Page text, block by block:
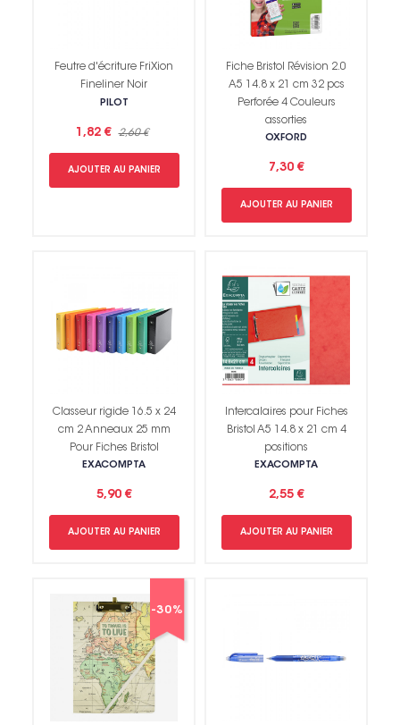
Feutre d'écriture FriXion
Fineliner Noir
PILOT
1,82 € 2,60 €
AJOUTER AU PANIER
Fiche Bristol Révision 2.0
A5 14.8 x 21 cm 32 pcs
Perforée 4 Couleurs
assorties
OXFORD
7,30 €
AJOUTER AU PANIER
Classeur rigide 16.5 x 24
cm 2 Anneaux 25 mm
Pour Fiches Bristol
EXACOMPTA
5,90 €
AJOUTER AU PANIER
Intercalaires pour Fiches
Bristol A5 14.8 x 21 cm 4
positions
EXACOMPTA
2,55 €
AJOUTER AU PANIER
-30%